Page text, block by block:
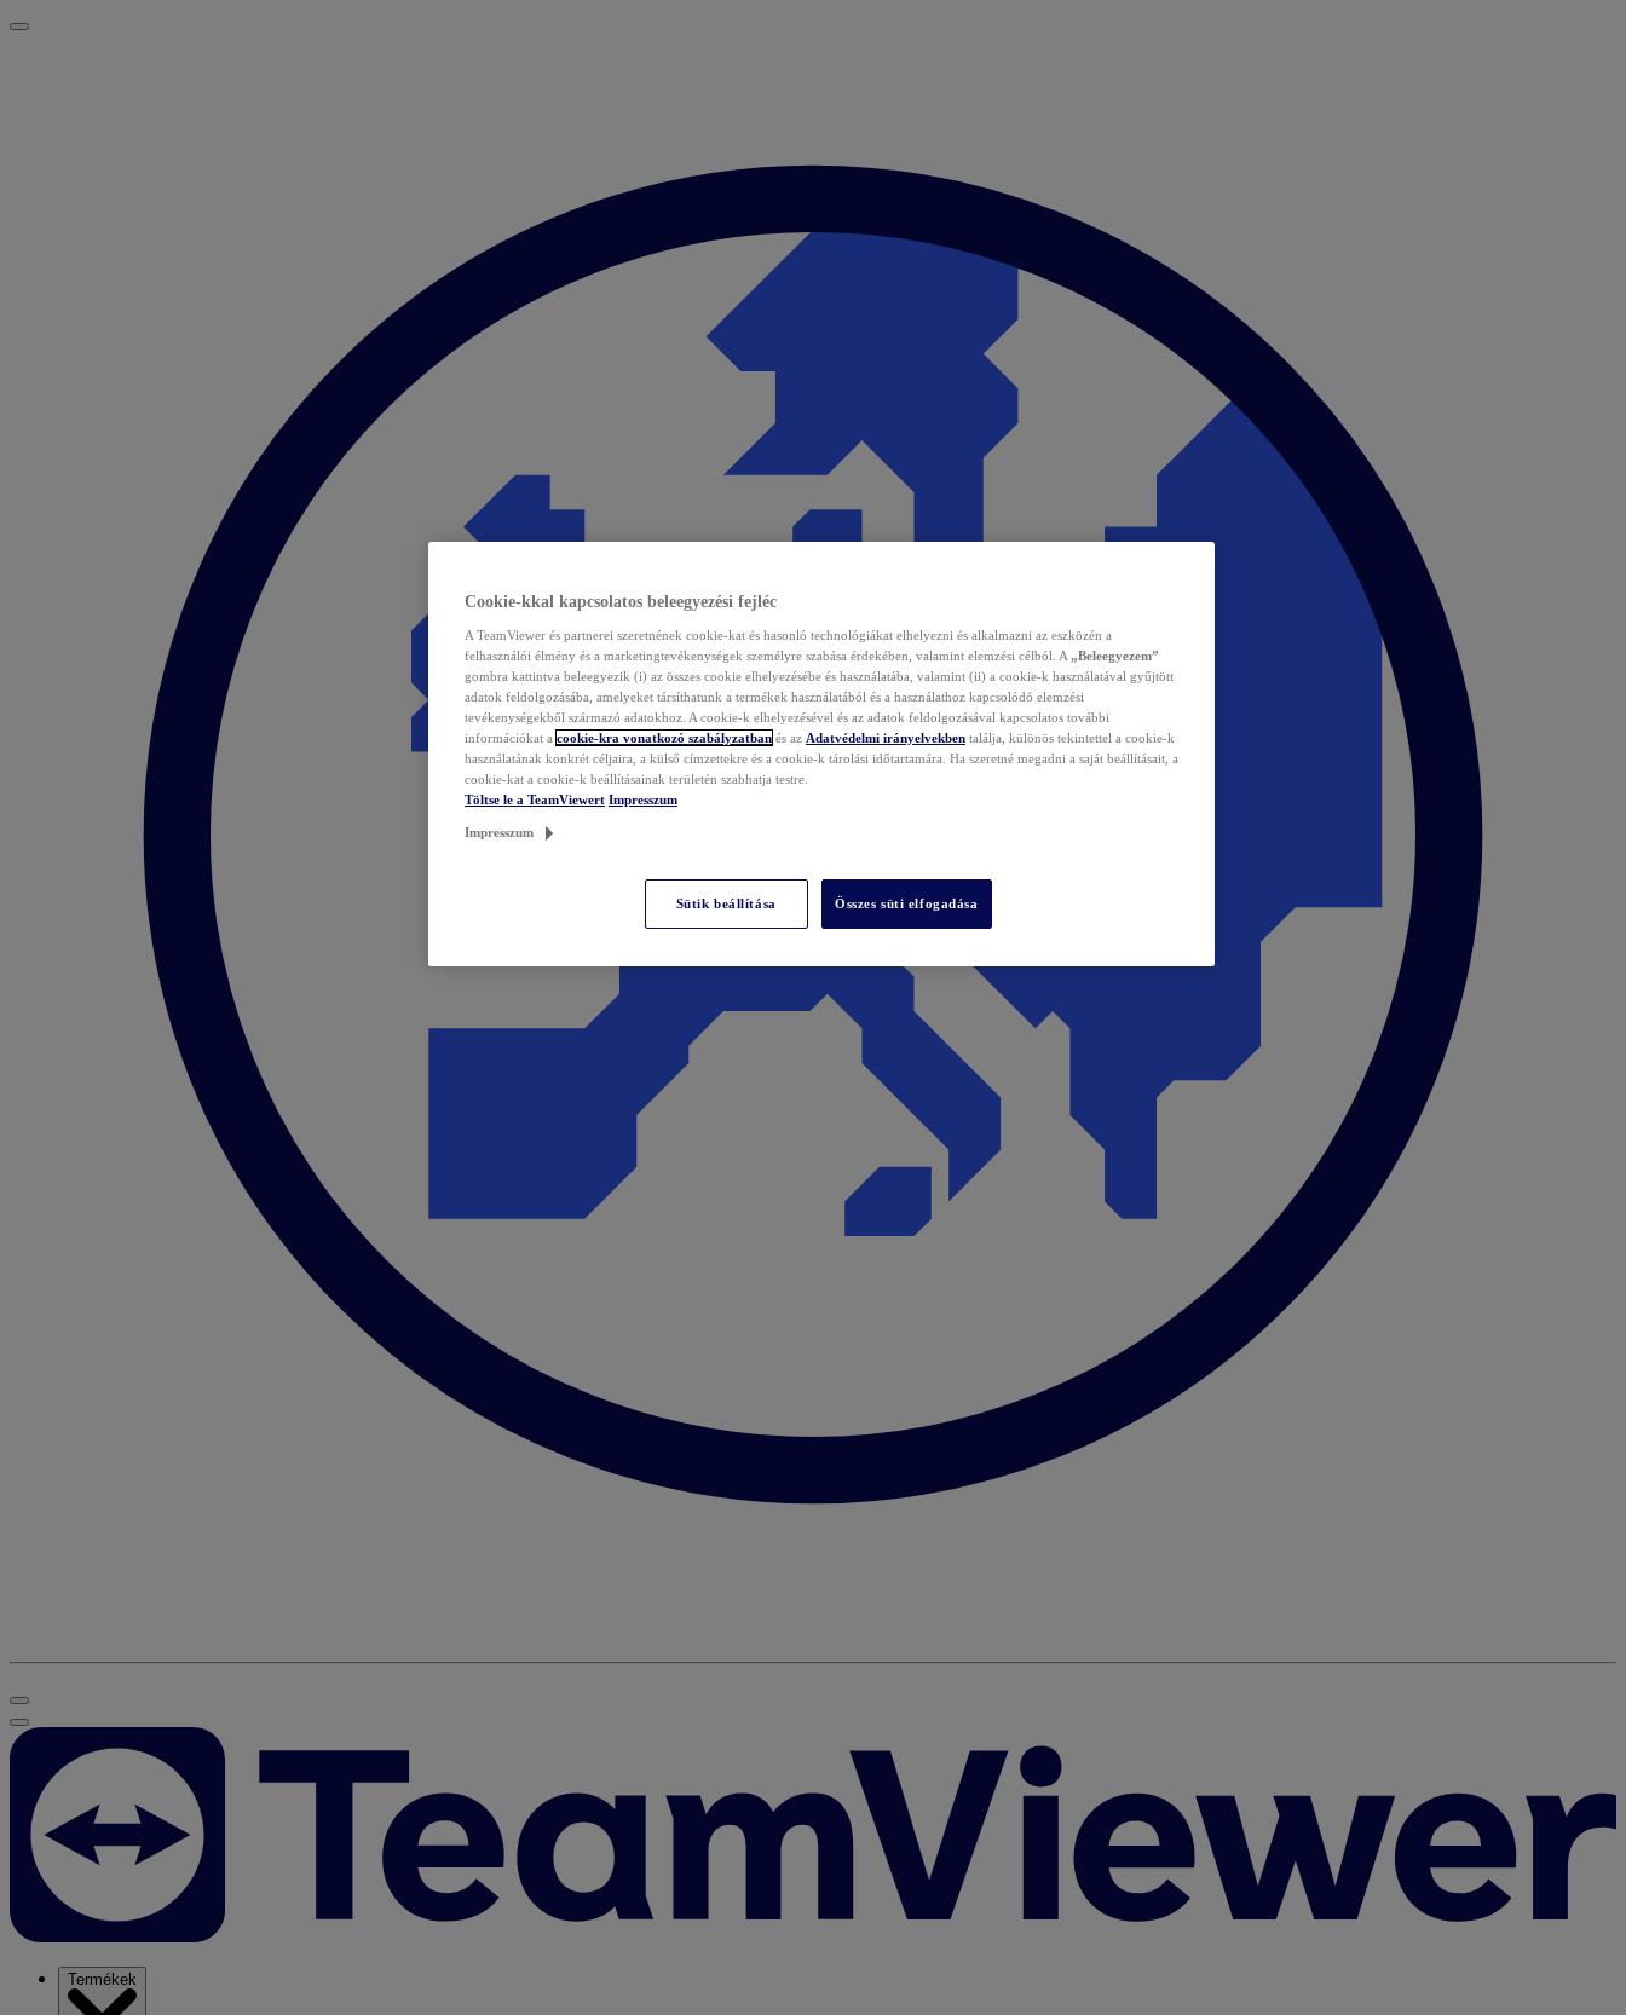
Termékek
Cookie-kkal kapcsolatos beleegyezési fejléc
A TeamViewer és partnerei szeretnének cookie-kat és hasonló technológiákat elhelyezni és alkalmazni az eszközén a
felhasználói élmény és a marketingtevékenységek személyre szabása érdekében, valamint elemzési célból. A „Beleegyezem”
gombra kattintva beleegyezik (i) az összes cookie elhelyezésébe és használatába, valamint (ii) a cookie-k használatával gyűjtött
adatok feldolgozásába, amelyeket társíthatunk a termékek használatából és a használathoz kapcsolódó elemzési
tevékenységekből származó adatokhoz. A cookie-k elhelyezésével és az adatok feldolgozásával kapcsolatos további
információkat a cookie-kra vonatkozó szabályzatban és az Adatvédelmi irányelvekben találja, különös tekintettel a cookie-k
használatának konkrét céljaira, a külső címzettekre és a cookie-k tárolási időtartamára. Ha szeretné megadni a saját beállításait, a
cookie-kat a cookie-k beállításainak területén szabhatja testre.
Töltse le a TeamViewert Impresszum
Impresszum
Sütik beállítása Összes süti elfogadása